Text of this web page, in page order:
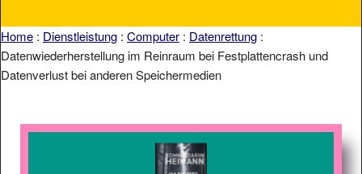
Home : Dienstleistung : Computer : Datenrettung :
Datenwiederherstellung im Reinraum bei Festplattencrash und
Datenverlust bei anderen Speichermedien